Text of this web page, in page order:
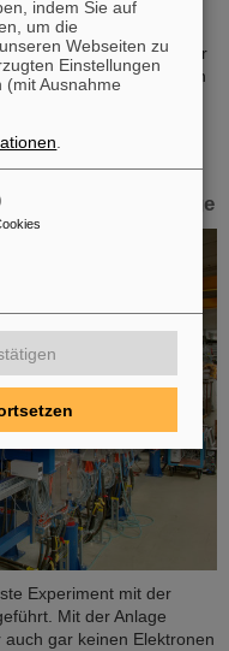
einem gemeinsamen
sind. Der
langen, zweieinhalb Meter
mit einem Gewicht von
Abbremsanlage
Experiment mit der
Mit der Anlage
gar keinen Elektronen
indem Sie auf
um die
Webseiten zu
Einstellungen
Ausnahme